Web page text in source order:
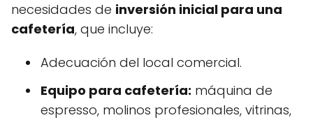
necesidades de inversión inicial para una
cafetería, que incluye:
Adecuación del local comercial.
Equipo para cafetería: máquina de
espresso, molinos profesionales, vitrinas,